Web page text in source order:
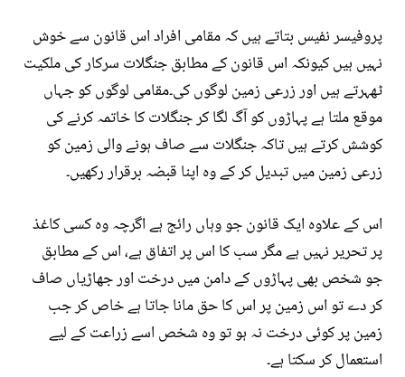
پروفیسر نفیس بتاتے ہیں کہ مقامی افراد اس قانون سے خوش
نہیں ہیں کیونکہ اس قانون کے مطابق جنگلات سرکار کی ملکیت
ٹھہرتے ہیں اور زرعی زمین لوگوں کی۔مقامی لوگوں کو جہاں
موقع ملتا ہے پہاڑوں کو آگ لگا کر جنگلات کا خاتمہ کرنے کی
کوشش کرتے ہیں تاکہ جنگلات سے صاف ہونے والی زمین کو
زرعی زمین میں تبدیل کر کے وہ اپنا قبضہ برقرار رکھیں۔
اس کے علاوہ ایک قانون جو وہاں رائج ہے اگرچہ وہ کسی کاغذ
پر تحریر نہیں ہے مگر سب کا اس پر اتفاق ہے، اس کے مطابق
جو شخص بھی پہاڑوں کے دامن میں درخت اور جھاڑیاں صاف
کر دے تو اس زمین پر اس کا حق مانا جاتا ہے خاص کر جب
زمین پر کوئی درخت نہ ہو تو وہ شخص اسے زراعت کے لیے
استعمال کر سکتا ہے۔